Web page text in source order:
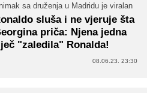
sa druženja u Madridu je viralan
sluša i ne vjeruje šta
priča: Njena jedna
"zaledila" Ronalda!
08.06.23. 23:30